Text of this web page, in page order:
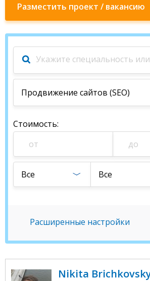
Разместить проект / вакансию
Продвижение сайтов (SEO)
Стоимость:
Все Все
Расширенные настройки
Nikita